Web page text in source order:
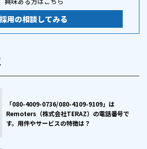
採用の相談してみる
「080-4009-0736/080-4109-9109」は
Remoters（株式会社TERAZ）の電話番号で
す。用件やサービスの特徴は？